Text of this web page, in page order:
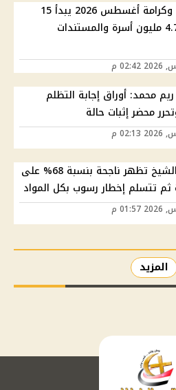
صرف تكافل وكرامة أغسطس 2026 يبدأ 15
أغسطس لـ4.7 مليون أسرة والمستندات
الـ4% ريم محمد: أوراق إجابة التظلم
محضر إثبات حالة
طالبة بكفر الشيخ تظهر ناجحة بنسبة 68% على
ثم تتسلم إخطار رسوب بكل المواد
المزيد